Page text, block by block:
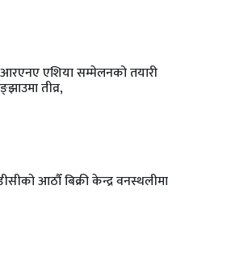
एशिया सम्मेलनको तयारी
तीव्र,
आठौँ बिक्री केन्द्र वनस्थलीमा